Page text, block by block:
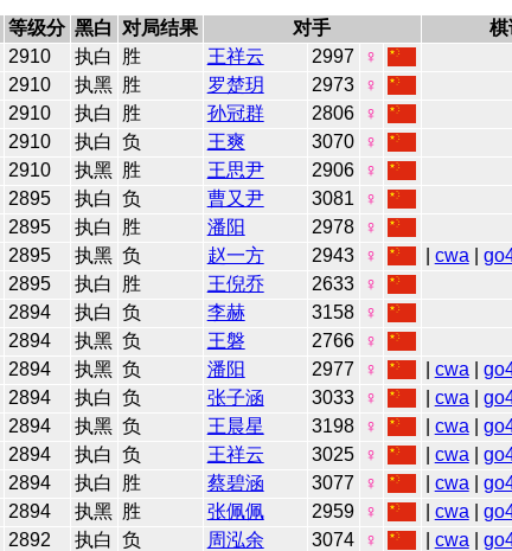
等级分 黑白 对局结果 对手
棋
2910 执白 胜 王祥云 2997
♀
2910 执黑 胜 罗楚玥 2973
♀
2910 执白 胜 孙冠群 2806
♀
2910 执白 负 王爽 3070
♀
2910 执黑 胜 王思尹 2906
♀
2895 执白 负 曹又尹 3081
♀
2895 执白 胜 潘阳 2978
♀
2895 执黑 负 赵一方 2943 ♀ cwa
2895 执白 胜 王倪乔 2633
♀
2894 执白 负 李赫 3158
♀
2894 执黑 负 王磐 2766
♀
2894 执黑 负 潘阳 2977 ♀ cwa
2894 执白 负 张子涵 3033 ♀ cwa
2894 执黑 负 王晨星 3198 ♀ cwa
2894 执白 负 王祥云 3025 ♀ cwa
2894 执白 胜 蔡碧涵 3077 ♀ cwa
2894 执黑 胜 张佩佩 2959 ♀ cwa
2892 执白 负 周泓余 3074 ♀ cwa